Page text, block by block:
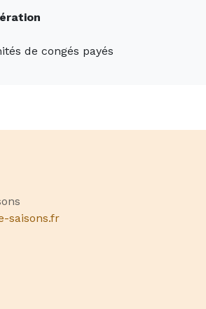
de congés payés
saisons.fr